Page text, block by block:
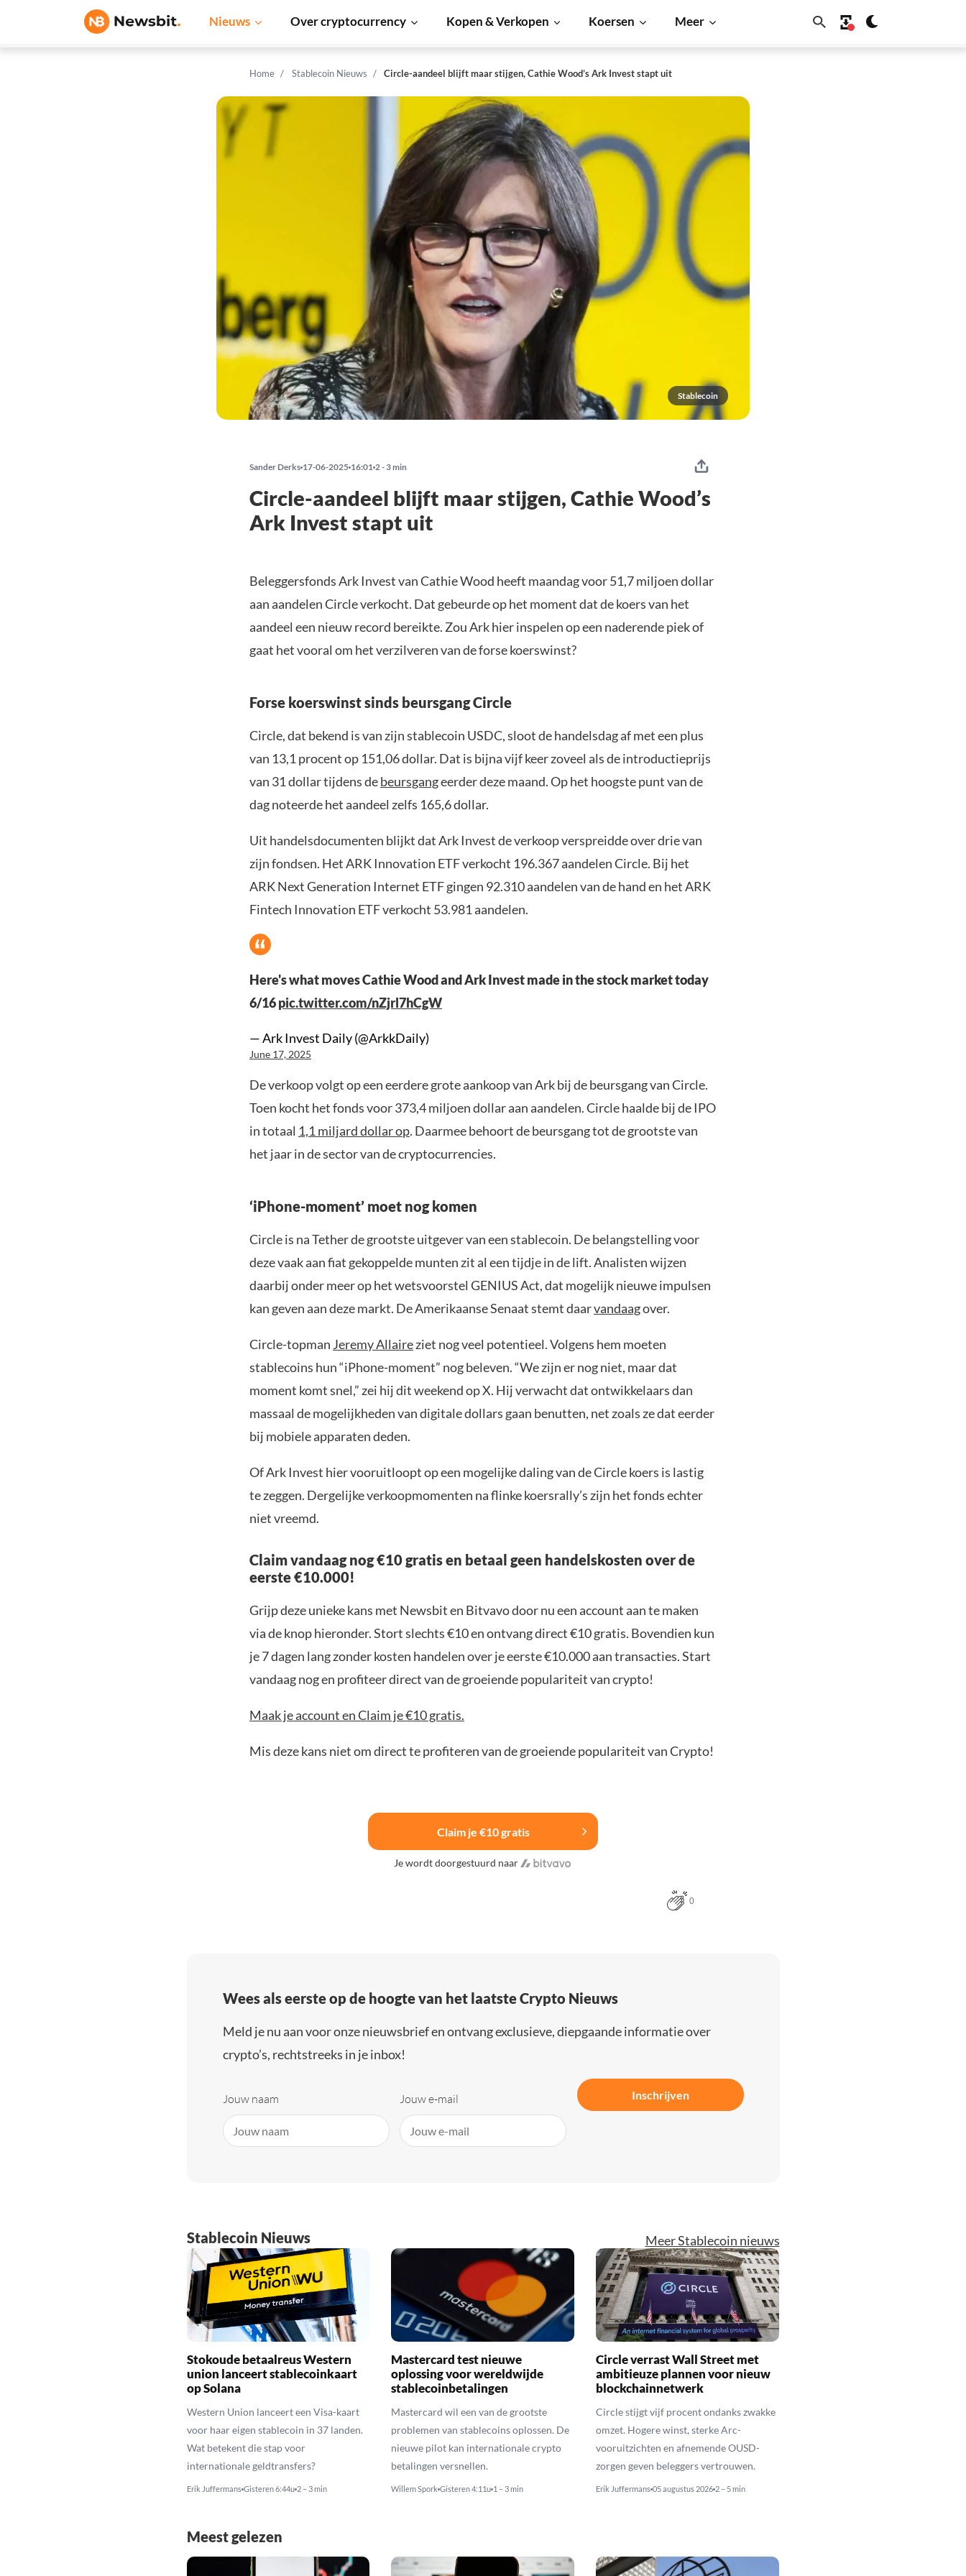
Nieuws Over cryptocurrency Kopen & Verkopen Koersen Meer
Home Stablecoin Nieuws Circle-aandeel blijft maar stijgen, Cathie Wood’s Ark Invest stapt uit
Stablecoin
Sander Derks 17-06-2025 16:01 2 - 3 min
Circle-aandeel blijft maar stijgen, Cathie Wood’s
Ark Invest stapt uit
Beleggersfonds Ark Invest van Cathie Wood heeft maandag voor 51,7 miljoen dollar
aan aandelen Circle verkocht. Dat gebeurde op het moment dat de koers van het
aandeel een nieuw record bereikte. Zou Ark hier inspelen op een naderende piek of
gaat het vooral om het verzilveren van de forse koerswinst?
Forse koerswinst sinds beursgang Circle
Circle, dat bekend is van zijn stablecoin USDC, sloot de handelsdag af met een plus
van 13,1 procent op 151,06 dollar. Dat is bijna vijf keer zoveel als de introductieprijs
van 31 dollar tijdens debeursgangeerder deze maand. Op het hoogste punt van de
dag noteerde het aandeel zelfs 165,6 dollar.
Uit handelsdocumenten blijkt dat Ark Invest de verkoop verspreidde over drie van
zijn fondsen. Het ARK Innovation ETF verkocht 196.367 aandelen Circle. Bij het
ARK Next Generation Internet ETF gingen 92.310 aandelen van de hand en het ARK
Fintech Innovation ETF verkocht 53.981 aandelen.
Here's what moves Cathie Wood and Ark Invest made in the stock market today
6/16pic.twitter.com/nZjrl7hCgW
— Ark Invest Daily (@ArkkDaily)
June 17, 2025
De verkoop volgt op een eerdere grote aankoop van Ark bij de beursgang van Circle.
Toen kocht het fonds voor 373,4 miljoen dollar aan aandelen. Circle haalde bij de IPO
in totaal 1,1 miljard dollar op. Daarmee behoort de beursgang tot de grootste van
het jaar in de sector van de cryptocurrencies.
‘iPhone-moment’ moet nog komen
Circle is na Tether de grootste uitgever van een stablecoin. De belangstelling voor
deze vaak aan fiat gekoppelde munten zit al een tijdje in de lift. Analisten wijzen
daarbij onder meer op het wetsvoorstel GENIUS Act, dat mogelijk nieuwe impulsen
kan geven aan deze markt. De Amerikaanse Senaat stemt daarvandaagover.
Circle-topman Jeremy Allaireziet nog veel potentieel. Volgens hem moeten
stablecoins hun “iPhone-moment” nog beleven. “We zijn er nog niet, maar dat
moment komt snel,” zei hij dit weekend op X. Hij verwacht dat ontwikkelaars dan
massaal de mogelijkheden van digitale dollars gaan benutten, net zoals ze dat eerder
bij mobiele apparaten deden.
Of Ark Invest hier vooruitloopt op een mogelijke daling van de Circle koers is lastig
te zeggen. Dergelijke verkoopmomenten na flinke koersrally’s zijn het fonds echter
niet vreemd.
Claim vandaag nog €10 gratis en betaal geen handelskosten over de
eerste €10.000!
Grijp deze unieke kans met Newsbit en Bitvavo door nu een account aan te maken
via de knop hieronder. Stort slechts €10 en ontvang direct €10 gratis. Bovendien kun
je 7 dagen lang zonder kosten handelen over je eerste €10.000 aan transacties. Start
vandaag nog en profiteer direct van de groeiende populariteit van crypto!
Maak je account en Claim je €10 gratis.
Mis deze kans niet om direct te profiteren van de groeiende populariteit van Crypto!
Claim je €10 gratis
Je wordt doorgestuurd naar
0
Wees als eerste op de hoogte van het laatste Crypto Nieuws
Meld je nu aan voor onze nieuwsbrief en ontvang exclusieve, diepgaande informatie over
crypto’s, rechtstreeks in je inbox!
Jouw naam Jouw e-mail Inschrijven
Stablecoin Nieuws Meer Stablecoin nieuws
Stokoude betaalreus Western
union lanceert stablecoinkaart
op Solana
Western Union lanceert een Visa-kaart
voor haar eigen stablecoin in 37 landen.
Wat betekent die stap voor
internationale geldtransfers?
Erik Juffermans Gisteren 6:44u 2 – 3 min
Mastercard test nieuwe
oplossing voor wereldwijde
stablecoinbetalingen
Mastercard wil een van de grootste
problemen van stablecoins oplossen. De
nieuwe pilot kan internationale crypto
betalingen versnellen.
Willem Spork Gisteren 4:11u 1 – 3 min
Circle verrast Wall Street met
ambitieuze plannen voor nieuw
blockchainnetwerk
Circle stijgt vijf procent ondanks zwakke
omzet. Hogere winst, sterke Arc-
vooruitzichten en afnemende OUSD-
zorgen geven beleggers vertrouwen.
Erik Juffermans 05 augustus 2026 2 – 5 min
Meest gelezen